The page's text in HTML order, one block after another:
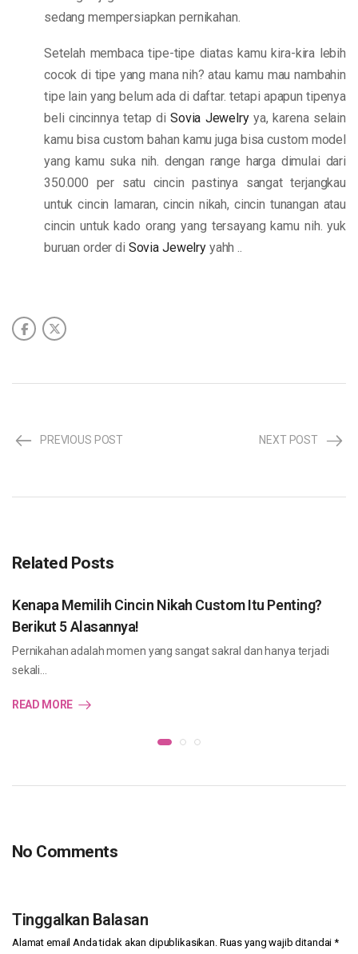
sedang mempersiapkan pernikahan.
Setelah membaca tipe-tipe diatas kamu kira-kira lebih
cocok di tipe yang mana nih? atau kamu mau nambahin
tipe lain yang belum ada di daftar. tetapi apapun tipenya
beli cincinnya tetap di Sovia Jewelryya, karena selain
kamu bisa custom bahan kamu juga bisa custom model
yang kamu suka nih. dengan range harga dimulai dari
350.000 per satu cincin pastinya sangat terjangkau
untuk cincin lamaran, cincin nikah, cincin tunangan atau
cincin untuk kado orang yang tersayang kamu nih. yuk
buruan order di Sovia Jewelryyahh ..
PREVIOUS POST NEXT POST
Related Posts
Kenapa Memilih Cincin Nikah Custom Itu Penting?
Berikut 5 Alasannya!
Pernikahan adalah momen yang sangat sakral dan hanya terjadi
sekali…
READ MORE
No Comments
Tinggalkan Balasan
Alamat email Anda tidak akan dipublikasikan. Ruas yang wajib ditandai*